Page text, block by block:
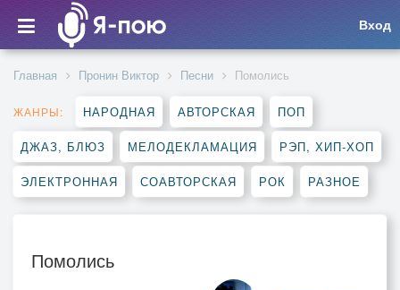
Вход
Главная Пронин Виктор Песни Помолись
ЖАНРЫ: НАРОДНАЯ АВТОРСКАЯ ПОП
ДЖАЗ, БЛЮЗ МЕЛОДЕКЛАМАЦИЯ РЭП, ХИП-ХОП
ЭЛЕКТРОННАЯ СОАВТОРСКАЯ РОК РАЗНОЕ
Помолись